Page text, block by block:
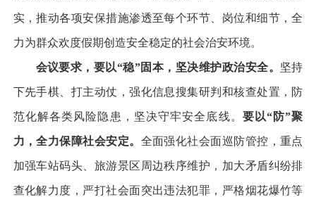
实，推动各项安保措施渗透至每个环节、岗位和细节，全
力为群众欢度假期创造安全稳定的社会治安环境。
会议要求，要以“稳”固本，坚决维护政治安全。 坚持
下先手棋、打主动仗，强化信息搜集研判和核查处置，防
范化解各类风险隐患，坚决守牢安全底线。 要以“防”聚
力，全力保障社会安定。 全面强化社会面巡防管控，重点
加强车站码头、旅游景区周边秩序维护，加大矛盾纠纷排
查化解力度，严打社会面突出违法犯罪，严格烟花爆竹等